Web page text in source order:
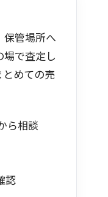
保管場所へ
で査定し
めての売
ら相談
認